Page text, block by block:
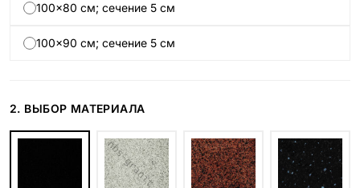
100×80 см; сечение 5 см
100×90 см; сечение 5 см
2. ВЫБОР МАТЕРИАЛА